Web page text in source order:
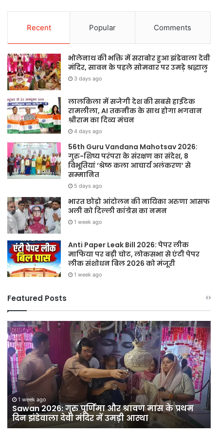
Recent Popular Comments
भोलेनाथ की भक्ति में सराबोर हुआ झंडेवाला देवी
मंदिर, सावन के पहले सोमवार पर उमड़े श्रद्धालु
3 days ago
लालकिला में सजेगी देश की सबसे हाईटेक
रामलीला, AI तकनीक के साथ होगा भगवान
श्रीराम का दिव्य मंचन
4 days ago
56th Guru Vandana Mahotsav 2026:
गुरु-शिष्य परंपरा के संरक्षण का संदेश, 8
विभूतियां ‘श्रेष्ठ कला आचार्य अलंकरण’ से
सम्मानित
5 days ago
भारत छोड़ो आंदोलन की नायिका अरुणा आसफ
अली को दिल्ली कांग्रेस का नमन
1 week ago
Anti Paper Leak Bill 2026: पेपर लीक
माफिया पर बड़ी चोट, लोकसभा से एंटी पेपर
लीक संशोधन बिल 2026 को मंजूरी
1 week ago
Featured Posts
Sawan
2026:
गुरु
पूर्णिमा
और
श्रावण
मास
के
प्रथम
दिन
झंडेवाला
1 week ago
Sawan 2026: गुरु पूर्णिमा और श्रावण मास के प्रथम
दिन झंडेवाला देवी मंदिर में उमड़ी आस्था
हर